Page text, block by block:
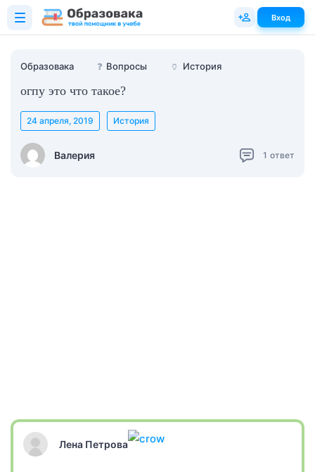
Образовака ❓ Вопросы 🏺 История
огпу это что такое?
Валерия
24 апреля, 2019 История
1 ответ
Лена Петрова
Вход